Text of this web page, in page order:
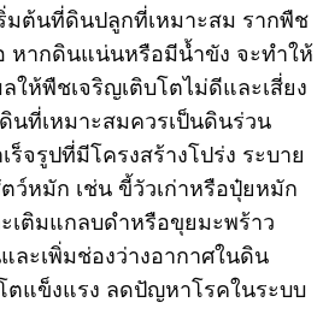
มต้นที่ดินปลูกที่เหมาะสม รากพืช
หากดินแน่นหรือมีน้ำขัง จะทำให้
ให้พืชเจริญเติบโตไม่ดีและเสี่ยง
นที่เหมาะสมควรเป็นดินร่วน
จรูปที่มีโครงสร้างโปร่ง ระบาย
หมัก เช่น ขี้วัวเก่าหรือปุ๋ยหมัก
เติมแกลบดำหรือขุยมะพร้าว
ละเพิ่มช่องว่างอากาศในดิน
ตแข็งแรง ลดปัญหาโรคในระบบ